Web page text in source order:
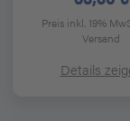
Preis inkl. 19%
Versand
Details